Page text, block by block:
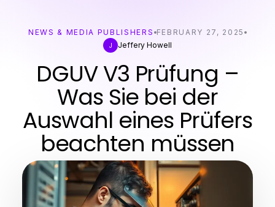
NEWS & MEDIA PUBLISHERS FEBRUARY 27, 2025
J
Jeffery Howell
DGUV V3 Prüfung –
Was Sie bei der
Auswahl eines Prüfers
beachten müssen